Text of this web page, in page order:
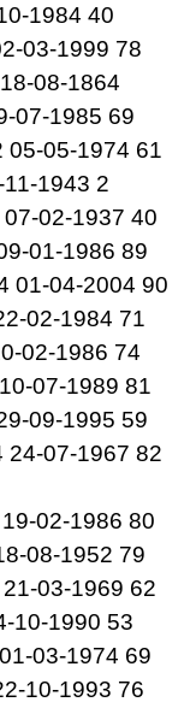
1984 40
03-1999 78
08-1864
07-1985 69
05-05-1974 61
1943 2
02-1937 40
01-1986 89
01-04-2004 90
02-1984 71
02-1986 74
07-1989 81
09-1995 59
24-07-1967 82
02-1986 80
08-1952 79
03-1969 62
10-1990 53
03-1974 69
10-1993 76